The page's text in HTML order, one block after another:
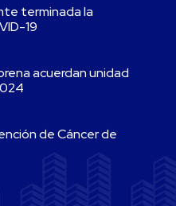
terminada la
19
acuerdan unidad
de Cáncer de